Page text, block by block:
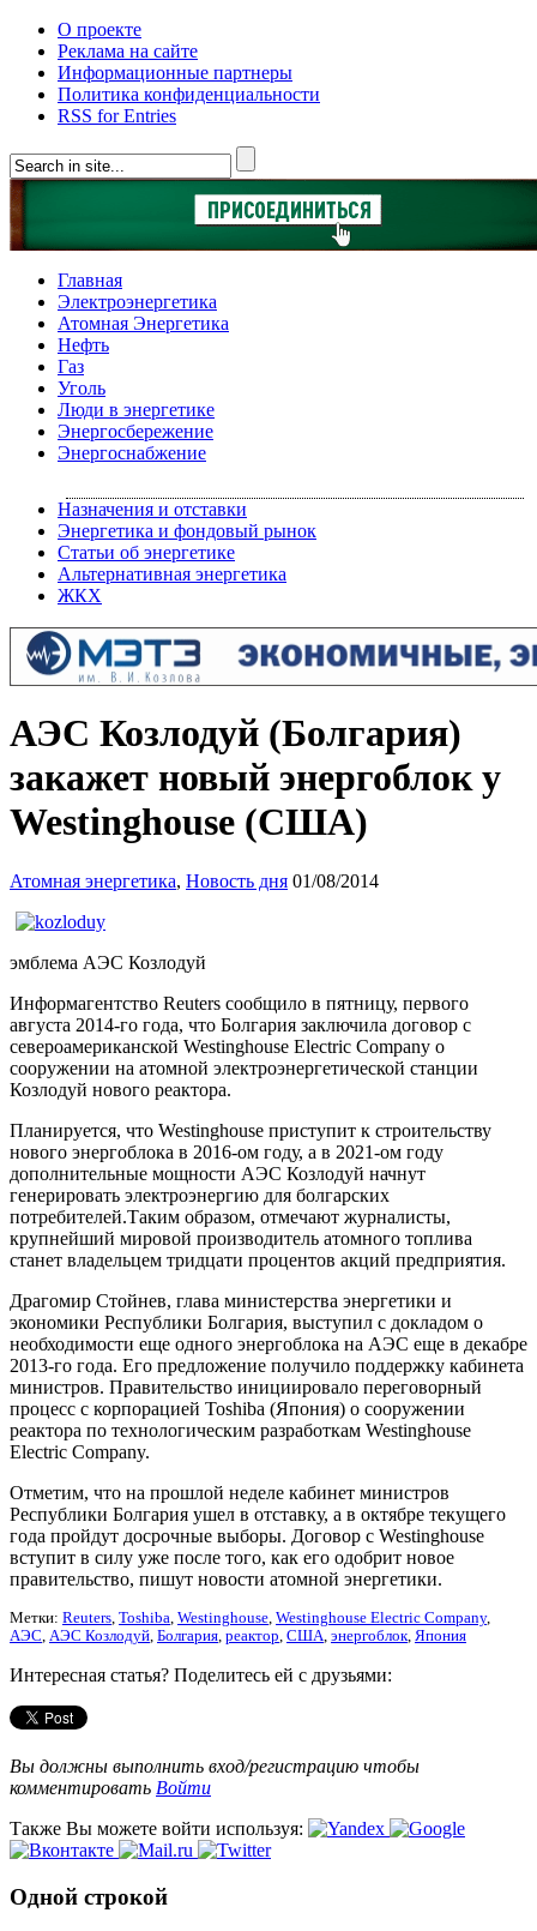
О проекте
Реклама на сайте
Информационные партнеры
Политика конфиденциальности
RSS for Entries
Главная
Электроэнергетика
Атомная Энергетика
Нефть
Газ
Уголь
Люди в энергетике
Энергосбережение
Энергоснабжение
Назначения и отставки
Энергетика и фондовый рынок
Статьи об энергетике
Альтернативная энергетика
ЖКХ
АЭС Козлодуй (Болгария)
закажет новый энергоблок у
Westinghouse (США)
Атомная энергетика, Новость дня 01/08/2014
эмблема АЭС Козлодуй
Информагентство Reuters сообщило в пятницу, первого
августа 2014-го года, что Болгария заключила договор с
североамериканской Westinghouse Electric Company о
сооружении на атомной электроэнергетической станции
Козлодуй нового реактора.
Планируется, что Westinghouse приступит к строительству
нового энергоблока в 2016-ом году, а в 2021-ом году
дополнительные мощности АЭС Козлодуй начнут
генерировать электроэнергию для болгарских
потребителей.Таким образом, отмечают журналисты,
крупнейший мировой производитель атомного топлива
станет владельцем тридцати процентов акций предприятия.
Драгомир Стойнев, глава министерства энергетики и
экономики Республики Болгария, выступил с докладом о
необходимости еще одного энергоблока на АЭС еще в декабре
2013-го года. Его предложение получило поддержку кабинета
министров. Правительство инициировало переговорный
процесс с корпорацией Toshiba (Япония) о сооружении
реактора по технологическим разработкам Westinghouse
Electric Company.
Отметим, что на прошлой неделе кабинет министров
Республики Болгария ушел в отставку, а в октябре текущего
года пройдут досрочные выборы. Договор с Westinghouse
вступит в силу уже после того, как его одобрит новое
правительство, пишут новости атомной энергетики.
Метки: Reuters, Toshiba, Westinghouse, Westinghouse Electric Company,
АЭС, АЭС Козлодуй, Болгария, реактор, США, энергоблок, Япония
Интересная статья? Поделитесь ей с друзьями:
Вы должны выполнить вход/регистрацию чтобы
комментировать Войти
Также Вы можете войти используя:
Одной строкой